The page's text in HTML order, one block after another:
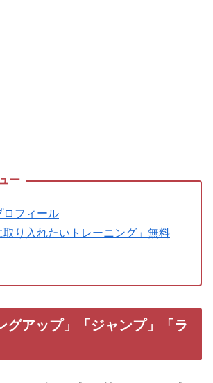
ロフィール
取り入れたいトレーニング」無料
グアップ」「ジャンプ」「ラ